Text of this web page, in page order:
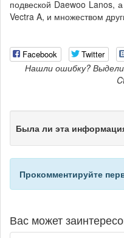
подвеской Daewoo Lanos,
Vectra A, и множеством
Facebook Twitter
Нашли ошибку?
Была ли эта
Прокомментируйте
Вас может